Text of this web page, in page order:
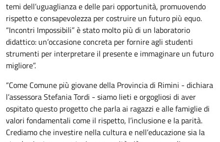
temi dell’uguaglianza e delle pari opportunità, promuovendo
rispetto e consapevolezza per costruire un futuro più equo.
“Incontri Impossibili” è stato molto più di un laboratorio
didattico: un’occasione concreta per fornire agli studenti
strumenti per interpretare il presente e immaginare un futuro
migliore”.
“Come Comune più giovane della Provincia di Rimini - dichiara
l’assessora Stefania Tordi - siamo lieti e orgogliosi di aver
ospitato questo progetto che parla ai ragazzi e alle famiglie di
valori fondamentali come il rispetto, l’inclusione e la parità.
Crediamo che investire nella cultura e nell’educazione sia la